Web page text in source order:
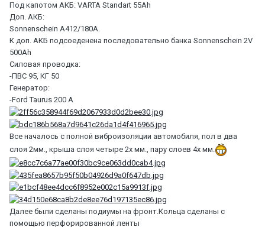
Под капотом АКБ: VARTA Standart 55Ah
Доп. АКБ:
Sonnenschein A412/180А.
К доп. АКБ подсоеденена последовательно банка Sonnenschein 2V
500Ah
Силовая проводка:
-ПВС 95, КГ 50
Генератор:
-Ford Taurus 200 A
Все началось с полной виброизоляции автомобиля, пол в два
слоя 2мм., крыша слоя четыре 2х мм., пару слоев 4х мм.
Далее были сделаны подиумы на фронт.Кольца сделаны с
помощью перфорированной ленты